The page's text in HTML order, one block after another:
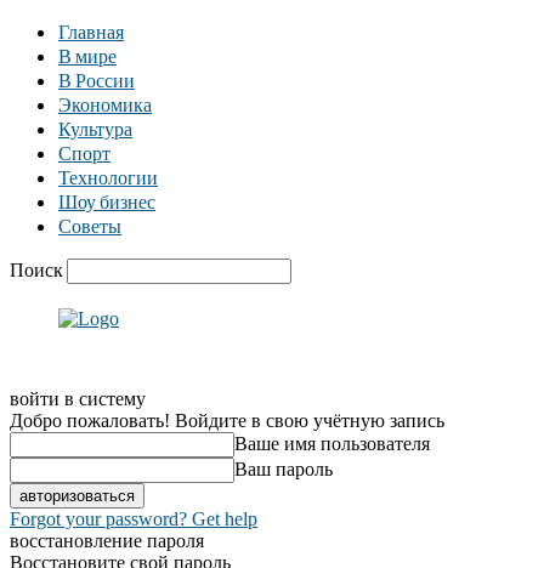
Главная
В мире
В России
Экономика
Культура
Спорт
Технологии
Шоу бизнес
Советы
Поиск
войти в систему
Добро пожаловать! Войдите в свою учётную запись
Ваше имя пользователя
Ваш пароль
Forgot your password? Get help
восстановление пароля
Восстановите свой пароль